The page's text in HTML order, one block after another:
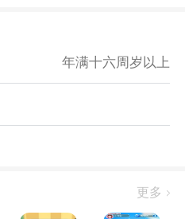
好玩的内容，难度由易到
款集策略、速度和创意于
在游戏中需要运用智慧，制
同时还要与其他玩家竞
别有趣，那就是——偷钱比
？没错，就是那种让你心跳
年满十六周岁以上
更多